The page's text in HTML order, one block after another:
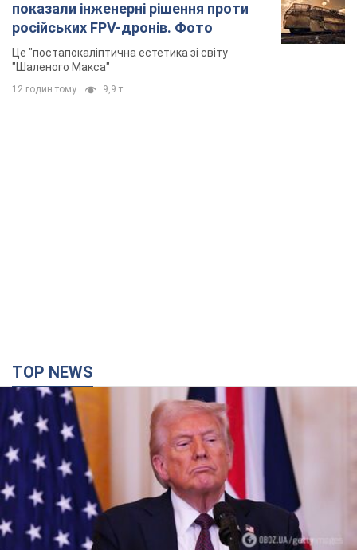
Кінець епохи "фактора Трампа": хто насправді
забезпечить Україні захист від російської
балістики. Інтерв’ю з Безсмертним
Володимир Зеленський зустрівся з українським дипломата
та окреслив нове бачення війни та ролі міжнародних
партнерів у боротьбі з Росією
5 годин тому 17,2 т.
У Києві внаслідок російської атаки загинула